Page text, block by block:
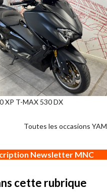
XP T-MAX 530 DX
Toutes les occasions
Newsletter MNC
cette rubrique